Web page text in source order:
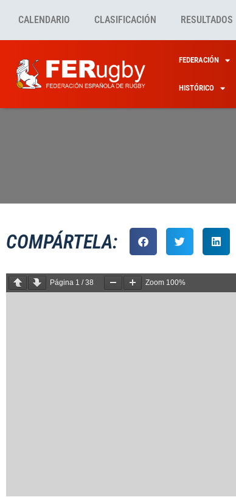
CALENDARIO CLASIFICACIÓN RESULTADOS
FEDERACIÓN
HISTÓRICO
COMPÁRTELA:
Página 1 /38 Zoom 100%